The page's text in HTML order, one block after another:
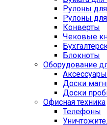
Рулоны
Рулоны
Конверты
Чековые
Блокноты
Оборудование
Доски
Доски
Офисная техника
Телефоны